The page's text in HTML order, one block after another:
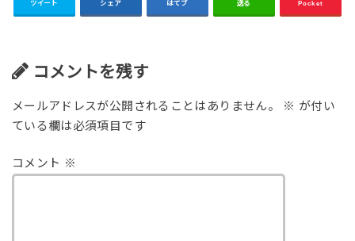
ツイート シェア はてブ 送る Pocket
コメントを残す
メールアドレスが公開されることはありません。 ※ が付い
ている欄は必須項目です
コメント ※